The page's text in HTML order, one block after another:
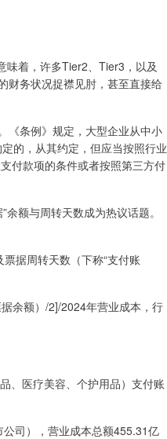
着，许多Tier2、Tier3，以及
财务状况捉襟见肘，甚至直接给
条例》规定，大型企业从中小
的，从其约定，但应当按照行业
付款项的条件或者按照第三方付
额与周转天数成为热议话题。
据周转天数（下称“支付账
余额）/2]/2024年营业成本，行
、医疗美容、个护用品）支付账
司），营业成本总额455.31亿